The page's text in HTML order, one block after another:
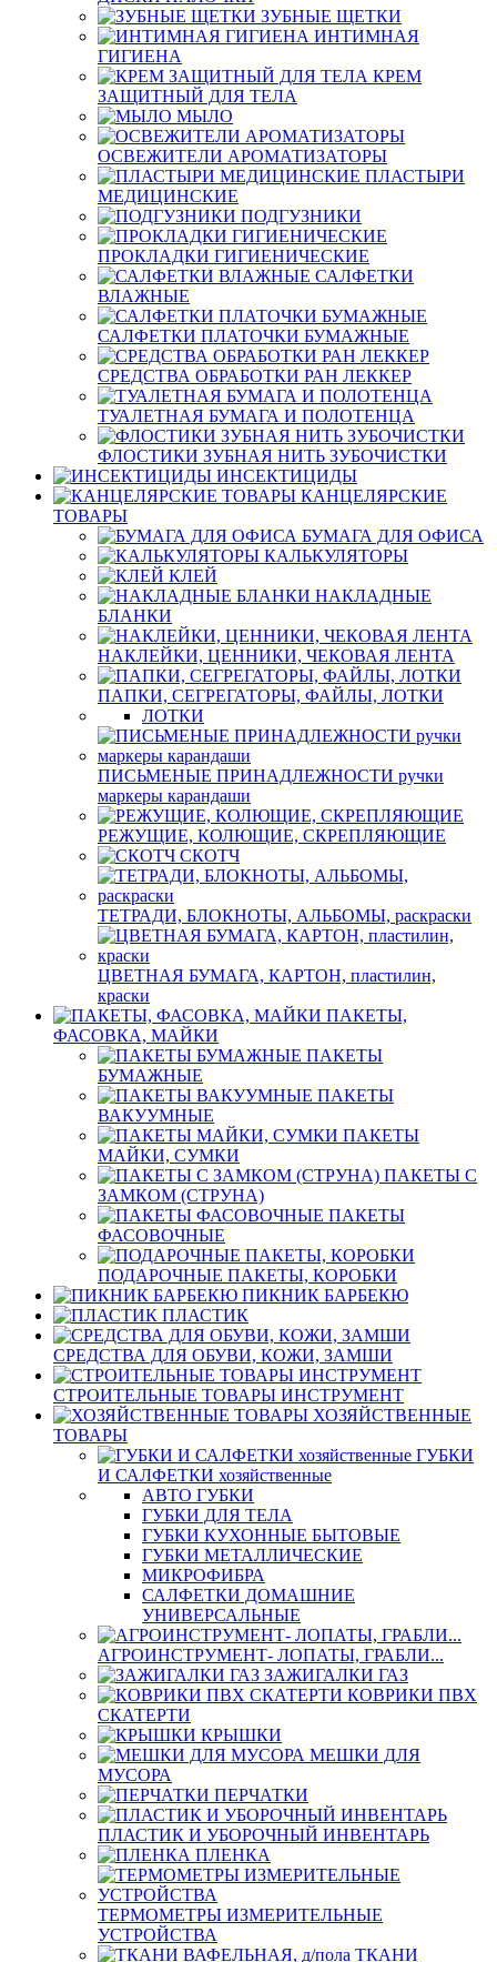
ЗУБНЫЕ ЩЕТКИ
ИНТИМНАЯ
ГИГИЕНА
КРЕМ
ЗАЩИТНЫЙ ДЛЯ ТЕЛА
МЫЛО
ОСВЕЖИТЕЛИ АРОМАТИЗАТОРЫ
ПЛАСТЫРИ
МЕДИЦИНСКИЕ
ПОДГУЗНИКИ
ПРОКЛАДКИ ГИГИЕНИЧЕСКИЕ
САЛФЕТКИ
ВЛАЖНЫЕ
САЛФЕТКИ ПЛАТОЧКИ БУМАЖНЫЕ
СРЕДСТВА ОБРАБОТКИ РАН ЛЕККЕР
ТУАЛЕТНАЯ БУМАГА И ПОЛОТЕНЦА
ФЛОСТИКИ ЗУБНАЯ НИТЬ ЗУБОЧИСТКИ
ИНСЕКТИЦИДЫ
КАНЦЕЛЯРСКИЕ
ТОВАРЫ
БУМАГА ДЛЯ ОФИСА
КАЛЬКУЛЯТОРЫ
КЛЕЙ
НАКЛАДНЫЕ
БЛАНКИ
НАКЛЕЙКИ, ЦЕННИКИ, ЧЕКОВАЯ ЛЕНТА
ПАПКИ, СЕГРЕГАТОРЫ, ФАЙЛЫ, ЛОТКИ
ЛОТКИ
ПИСЬМЕНЫЕ ПРИНАДЛЕЖНОСТИ ручки
маркеры карандаши
РЕЖУЩИЕ, КОЛЮЩИЕ, СКРЕПЛЯЮЩИЕ
СКОТЧ
ТЕТРАДИ, БЛОКНОТЫ, АЛЬБОМЫ, раскраски
ЦВЕТНАЯ БУМАГА, КАРТОН, пластилин,
краски
ПАКЕТЫ,
ФАСОВКА, МАЙКИ
ПАКЕТЫ
БУМАЖНЫЕ
ПАКЕТЫ
ВАКУУМНЫЕ
ПАКЕТЫ
МАЙКИ, СУМКИ
ПАКЕТЫ С
ЗАМКОМ (СТРУНА)
ПАКЕТЫ
ФАСОВОЧНЫЕ
ПОДАРОЧНЫЕ ПАКЕТЫ, КОРОБКИ
ПИКНИК БАРБЕКЮ
ПЛАСТИК
СРЕДСТВА ДЛЯ ОБУВИ, КОЖИ, ЗАМШИ
СТРОИТЕЛЬНЫЕ ТОВАРЫ ИНСТРУМЕНТ
ХОЗЯЙСТВЕННЫЕ
ТОВАРЫ
ГУБКИ
И САЛФЕТКИ хозяйственные
АВТО ГУБКИ
ГУБКИ ДЛЯ ТЕЛА
ГУБКИ КУХОННЫЕ БЫТОВЫЕ
ГУБКИ МЕТАЛЛИЧЕСКИЕ
МИКРОФИБРА
САЛФЕТКИ ДОМАШНИЕ
УНИВЕРСАЛЬНЫЕ
АГРОИНСТРУМЕНТ- ЛОПАТЫ, ГРАБЛИ...
ЗАЖИГАЛКИ ГАЗ
КОВРИКИ ПВХ
СКАТЕРТИ
КРЫШКИ
МЕШКИ ДЛЯ
МУСОРА
ПЕРЧАТКИ
ПЛАСТИК И УБОРОЧНЫЙ ИНВЕНТАРЬ
ПЛЕНКА
ТЕРМОМЕТРЫ ИЗМЕРИТЕЛЬНЫЕ
УСТРОЙСТВА
ТКАНИ